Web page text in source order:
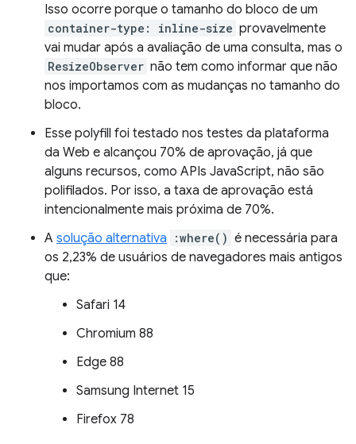
Isso ocorre porque o tamanho do bloco de um
container-type: inline-size provavelmente
vai mudar após a avaliação de uma consulta, mas o
ResizeObserver não tem como informar que não
nos importamos com as mudanças no tamanho do
bloco.
Esse polyfill foi testado nos testes da plataforma
da Web e alcançou 70% de aprovação, já que
alguns recursos, como APIs JavaScript, não são
polifilados. Por isso, a taxa de aprovação está
intencionalmente mais próxima de 70%.
A solução alternativa :where() é necessária para
os 2,23% de usuários de navegadores mais antigos
que:
Safari 14
Chromium 88
Edge 88
Samsung Internet 15
Firefox 78